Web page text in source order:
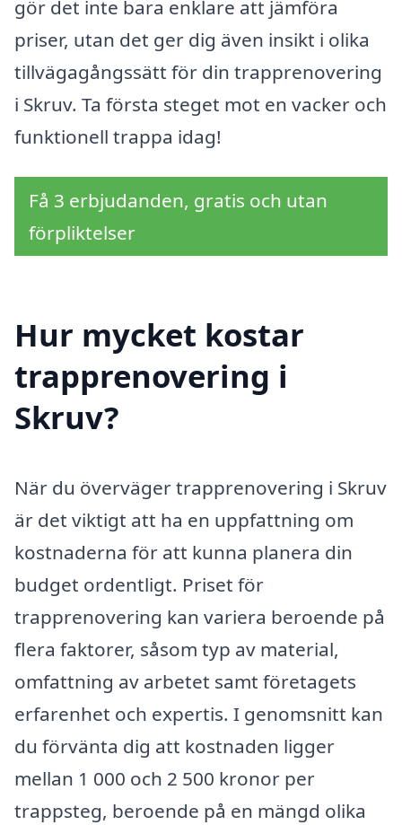
gör det inte bara enklare att jämföra
priser, utan det ger dig även insikt i olika
tillvägagångssätt för din trapprenovering
i Skruv. Ta första steget mot en vacker och
funktionell trappa idag!
Få 3 erbjudanden, gratis och utan
förpliktelser
Hur mycket kostar
trapprenovering i
Skruv?
När du överväger trapprenovering i Skruv
är det viktigt att ha en uppfattning om
kostnaderna för att kunna planera din
budget ordentligt. Priset för
trapprenovering kan variera beroende på
flera faktorer, såsom typ av material,
omfattning av arbetet samt företagets
erfarenhet och expertis. I genomsnitt kan
du förvänta dig att kostnaden ligger
mellan 1 000 och 2 500 kronor per
trappsteg, beroende på en mängd olika